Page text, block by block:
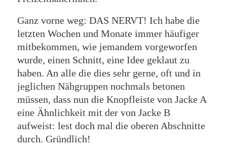
Ganz vorne weg: DAS NERVT! Ich habe die
letzten Wochen und Monate immer häufiger
mitbekommen, wie jemandem vorgeworfen
wurde, einen Schnitt, eine Idee geklaut zu
haben. An alle die dies sehr gerne, oft und in
jeglichen Nähgruppen nochmals betonen
müssen, dass nun die Knopfleiste von Jacke A
eine Ähnlichkeit mit der von Jacke B
aufweist: lest doch mal die oberen Abschnitte
durch. Gründlich!